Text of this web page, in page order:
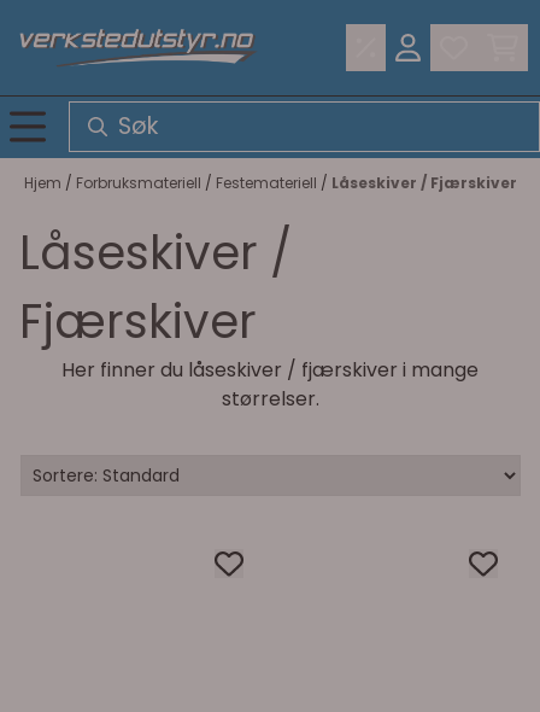
Hopp til innhold
Hjem / Forbruksmateriell / Festemateriell / Låseskiver / Fjærskiver
Låseskiver /
Fjærskiver
Her finner du låseskiver / fjærskiver i mange
størrelser.